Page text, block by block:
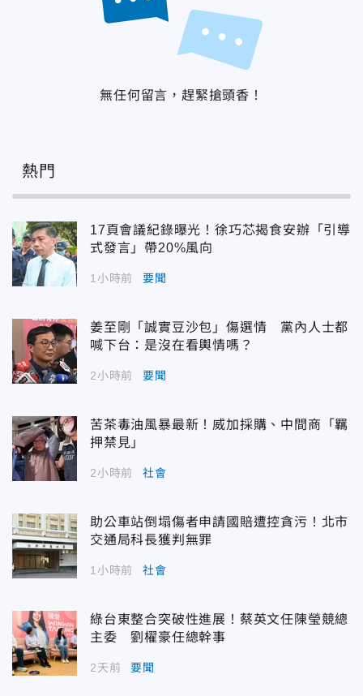
無任何留言，趕緊搶頭香！
熱門
17頁會議紀錄曝光！徐巧芯揭食安辦「引導
式發言」帶20%風向
1小時前 要聞
姜至剛「誠實豆沙包」傷選情 黨內人士都
喊下台：是沒在看輿情嗎？
2小時前 要聞
苦茶毒油風暴最新！威加採購、中間商「羈
押禁見」
2小時前 社會
助公車站倒塌傷者申請國賠遭控貪污！北市
交通局科長獲判無罪
1小時前 社會
綠台東整合突破性進展！蔡英文任陳瑩競總
主委 劉櫂豪任總幹事
2天前 要聞